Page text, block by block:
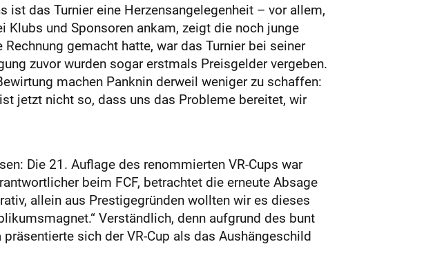
ist das Turnier eine Herzensangelegenheit – vor allem,
Klubs und Sponsoren ankam, zeigt die noch junge
gemacht hatte, war das Turnier bei seiner
zuvor wurden sogar erstmals Preisgelder vergeben.
machen Panknin derweil weniger zu schaffen:
jetzt nicht so, dass uns das Probleme bereitet, wir
Die 21. Auflage des renommierten VR-Cups war
beim FCF, betrachtet die erneute Absage
allein aus Prestigegründen wollten wir es dieses
Verständlich, denn aufgrund des bunt
sich der VR-Cup als das Aushängeschild